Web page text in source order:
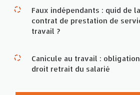
Faux indépendants : quid de
contrat de prestation de
travail ?
Canicule au travail :
droit retrait du salarié